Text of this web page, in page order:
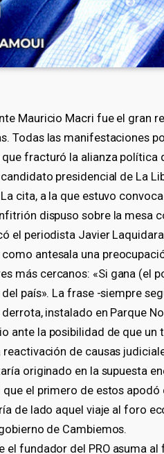
Mauricio Macri fue el gran
Todas las manifestaciones
fracturó la alianza política
candidato presidencial de La
cita, a la que estuvo
dispuso sobre la mesa
el periodista Javier
antesala una
más cercanos: «Si gana (el
país». La frase -siempre
derrota, instalado en Parque
ante la posibilidad de que
reactivación de causas
originado en la supuesta
el primero de estos
de lado aquel viaje al foro
de Cambiemos.
el fundador del PRO asuma al